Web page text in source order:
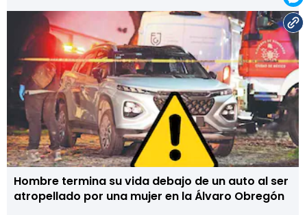
Hombre termina su vida debajo de un auto al ser
atropellado por una mujer en la Álvaro Obregón